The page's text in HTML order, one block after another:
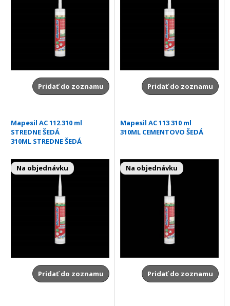
Pridať do zoznamu Pridať do zoznamu
Mapesil AC 112 310 ml
STREDNE ŠEDÁ
310ML STREDNE ŠEDÁ
Na objednávku
Pridať do zoznamu
Mapesil AC 113 310 ml
310ML CEMENTOVO ŠEDÁ
Na objednávku
Pridať do zoznamu